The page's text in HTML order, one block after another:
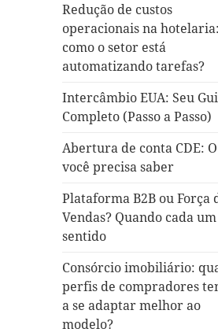
Redução de custos
operacionais na hotelaria:
como o setor está
automatizando tarefas?
Intercâmbio EUA: Seu
Completo (Passo a Passo)
Abertura de conta CDE:
você precisa saber
Plataforma B2B ou Força
Vendas? Quando cada
sentido
Consórcio imobiliário:
perfis de compradores
a se adaptar melhor ao
modelo?